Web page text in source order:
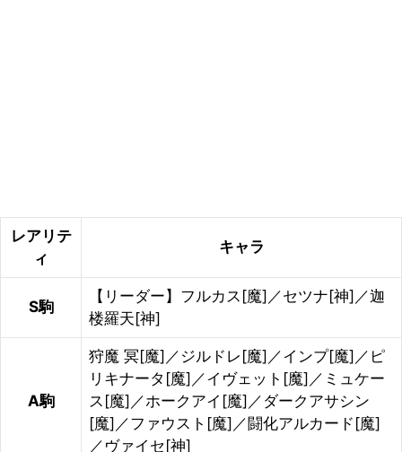
レアリテ
ィ
キャラ
S駒
【リーダー】フルカス[魔]／セツナ[神]／迦
楼羅天[神]
A駒
狩魔 冥[魔]／ジルドレ[魔]／インプ[魔]／ピ
リキナータ[魔]／イヴェット[魔]／ミュケー
ス[魔]／ホークアイ[魔]／ダークアサシン
[魔]／ファウスト[魔]／闘化アルカード[魔]
／ヴァイセ[神]